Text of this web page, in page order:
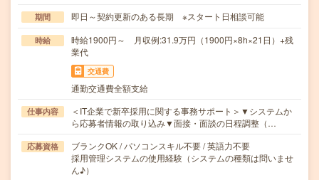
期間 即日～契約更新のある長期 ※スタート日相談可能
時給
時給1900円～ 月収例:31.9万円（1900円×8h×21日）+残
業代
交通費
通勤交通費全額支給
仕事内容
＜IT企業で新卒採用に関する事務サポート＞▼システムか
ら応募者情報の取り込み▼面接・面談の日程調整（…
応募資格
ブランクOK / パソコンスキル不要 / 英語力不要
採用管理システムの使用経験（システムの種類は問いませ
ん♪）